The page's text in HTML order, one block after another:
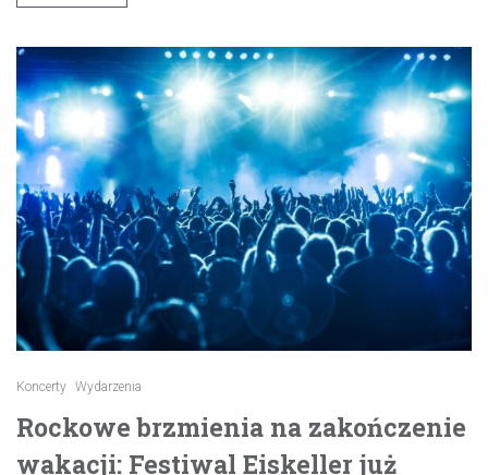
Koncerty Wydarzenia
Rockowe brzmienia na zakończenie
wakacji: Festiwal Eiskeller już